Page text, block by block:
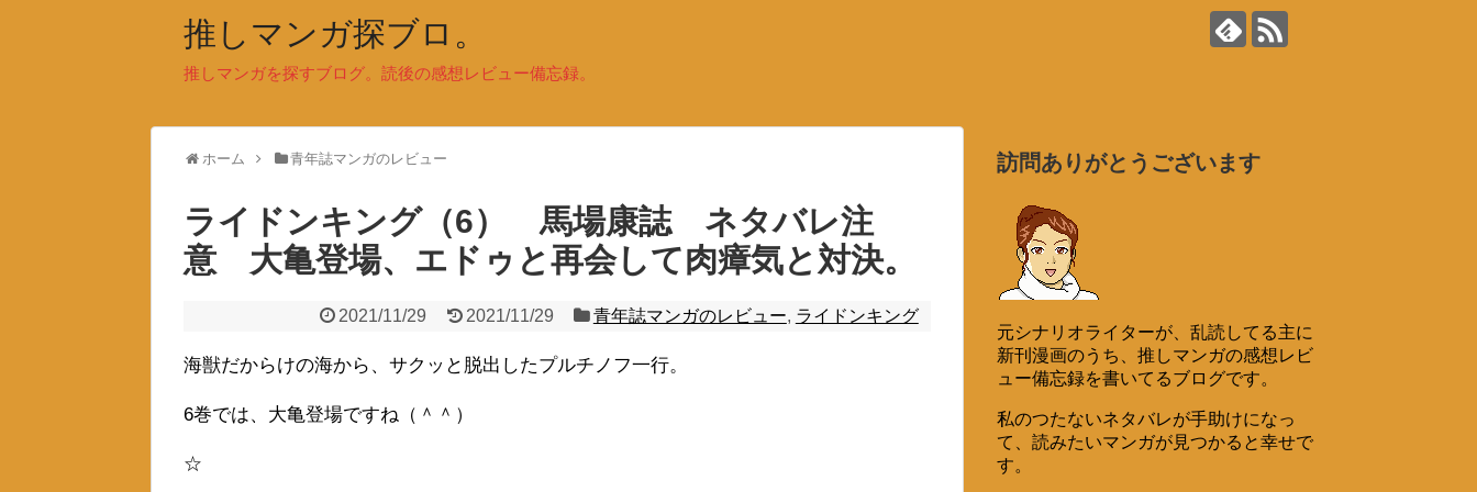
推しマンガ探ブロ。
推しマンガを探すブログ。読後の感想レビュー備忘録。
ホーム 青年誌マンガのレビュー
ライドンキング（6） 馬場康誌 ネタバレ注
意 大亀登場、エドゥと再会して肉瘴気と対決。
2021/11/29 2021/11/29 青年誌マンガのレビュー, ライドンキング
海獣だからけの海から、サクッと脱出したプルチノフ一行。
6巻では、大亀登場ですね（＾＾）
☆
訪問ありがとうございます
元シナリオライターが、乱読してる主に
新刊漫画のうち、推しマンガの感想レビ
ュー備忘録を書いてるブログです。
私のつたないネタバレが手助けになっ
て、読みたいマンガが見つかると幸せで
す。